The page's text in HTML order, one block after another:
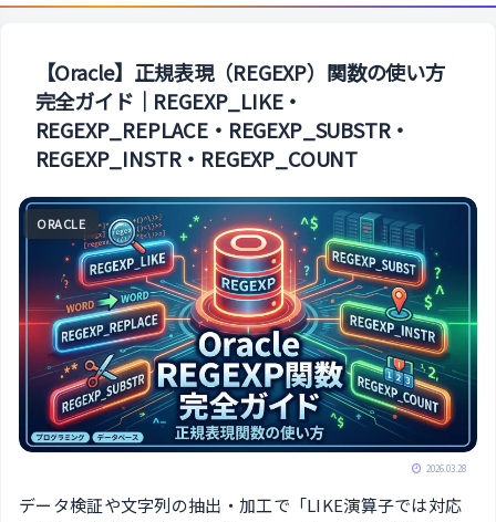
【Oracle】正規表現（REGEXP）関数の使い方
完全ガイド｜REGEXP_LIKE・
REGEXP_REPLACE・REGEXP_SUBSTR・
REGEXP_INSTR・REGEXP_COUNT
ORACLE
2026.03.28
データ検証や文字列の抽出・加工で「LIKE演算子では対応